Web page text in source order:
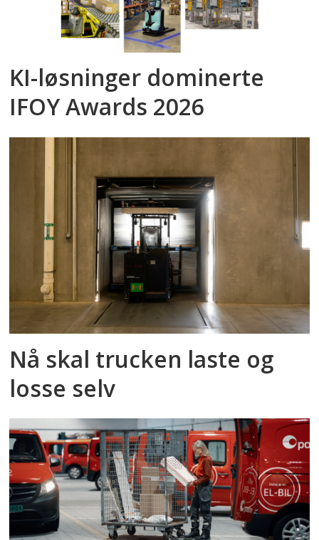
KI-løsninger dominerte
IFOY Awards 2026
Nå skal trucken laste og
losse selv